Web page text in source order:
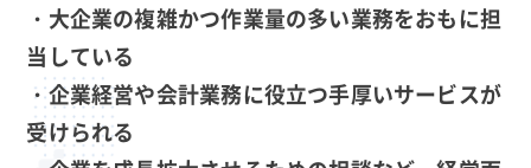
・大企業の複雑かつ作業量の多い業務をおもに担
当している
・企業経営や会計業務に役立つ手厚いサービスが
受けられる